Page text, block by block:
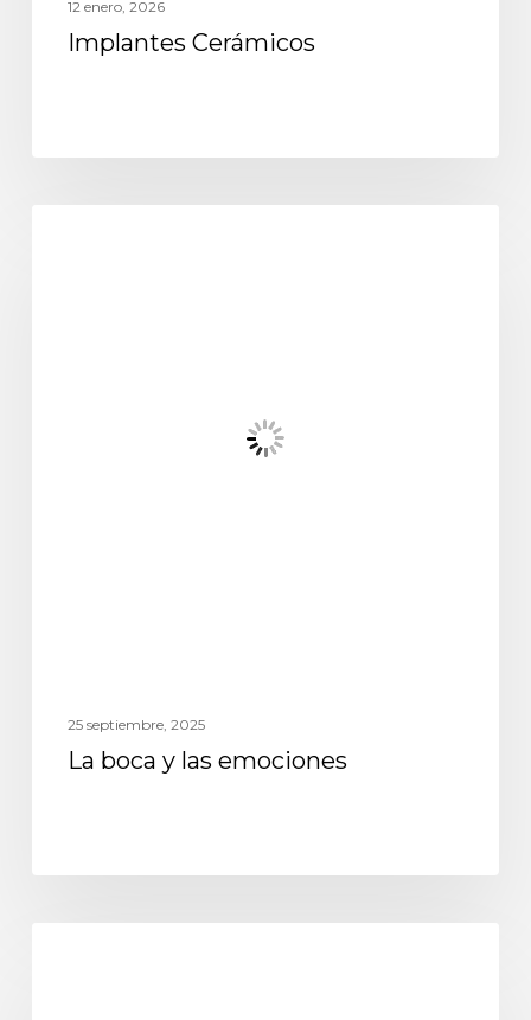
12 enero, 2026
Implantes Cerámicos
25 septiembre, 2025
La boca y las emociones